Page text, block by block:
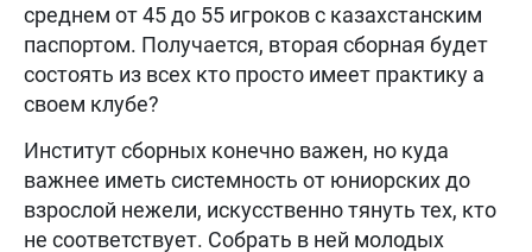
среднем от 45 до 55 игроков с казахстанским
паспортом. Получается, вторая сборная будет
состоять из всех кто просто имеет практику а
своем клубе?
Институт сборных конечно важен, но куда
важнее иметь системность от юниорских до
взрослой нежели, искусственно тянуть тех, кто
не соответствует. Собрать в ней молодых